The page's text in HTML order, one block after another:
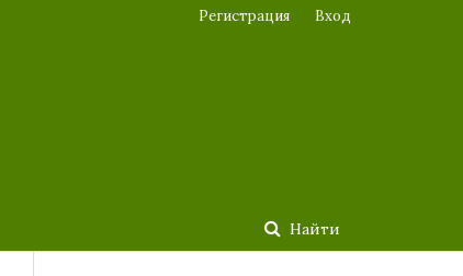
Найти
Регистрация Вход